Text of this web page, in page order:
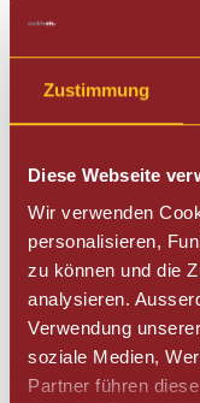
Zustimmung
Diese Webseite
Wir verwenden
personalisieren,
zu können und die
analysieren.
Verwendung
soziale Medien,
Partner führen
2800 W
Masse:
303x528 x562
​Gewicht: